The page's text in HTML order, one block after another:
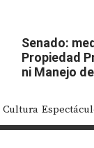
Senado:
Propiedad
ni Manejo
Cultura